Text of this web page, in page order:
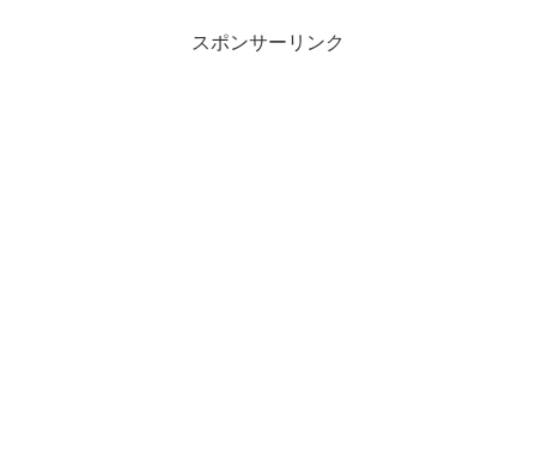
スポンサーリンク